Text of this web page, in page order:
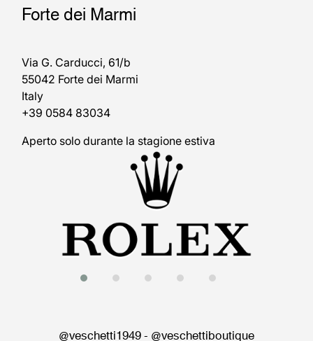
Forte dei Marmi
Via G. Carducci, 61/b
55042 Forte dei Marmi
Italy
+39 0584 83034
Aperto solo durante la stagione estiva
@veschetti1949- @veschettiboutique